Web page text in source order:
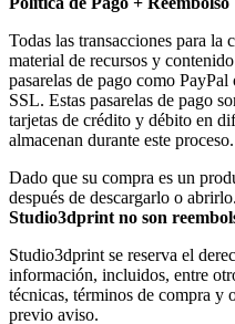
Todas las transacciones para la
material de recursos y
pasarelas de pago como
SSL. Estas pasarelas de pago
tarjetas de crédito y débito en
almacenan durante este proceso.
Dado que su compra es un
después de descargarlo o abrirlo.
Studio3dprint no son
Studio3dprint se reserva el
información, incluidos, entre
técnicas, términos de compra y
previo aviso.